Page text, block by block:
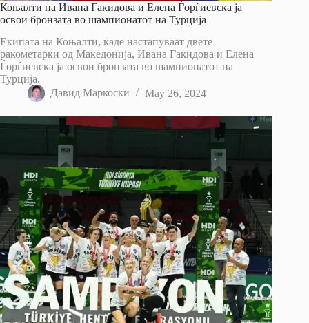
Коњалти на Ивана Гакидова и Елена Ѓорѓиевска ја
освои бронзата во шампионатот на Турција
Екипата на Коњалти, каде настапуваат двете
ракометарки од Македонија, Ивана Гакидова и Елена
Ѓорѓиевска ја освои бронзата во шампионатот на
Турција.
Давид Маркоски
May 26, 2024